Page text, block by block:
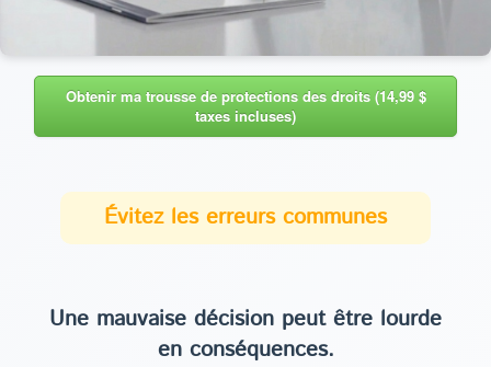
Obtenir ma trousse de protections des droits (14,99 $
taxes incluses)
Évitez les erreurs communes
Une mauvaise décision peut être lourde
en conséquences.